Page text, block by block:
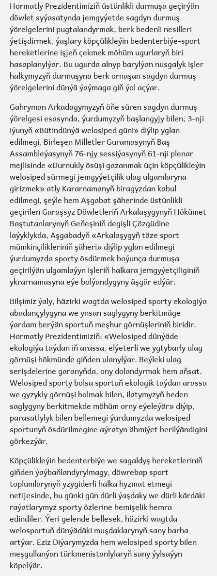
Hormatly Prezidentimiziň üstünlikli durmuşa geçirýän
döwlet syýasatynda jemgyýetde sagdyn durmuş
ýörelgelerini pugtalandyrmak, berk bedenli nesilleri
ýetişdirmek, ýaşlary köpçülikleýin bedenterbiýe-sport
hereketlerine işjeň çekmek möhüm ugurlaryň biri
hasaplanylýar. Bu ugurda alnyp barylýan nusgalyk işler
halkymyzyň durmuşyna berk ornaşan sagdyn durmuş
ýörelgelerini dünýä ýaýmaga giň ýol açýar.
Gahryman Arkadagymyzyň öňe süren sagdyn durmuş
ýörelgesi esasynda, ýurdumyzyň başlangyjy bilen, 3-nji
iýunyň «Bütindünýä welosiped güni» diýlip yglan
edilmegi, Birleşen Milletler Guramasynyň Baş
Assambleýasynyň 76-njy sessiýasynyň 61-nji plenar
mejlisinde «Durnukly ösüşi gazanmak üçin köpçülikleýin
welosiped sürmegi jemgyýetçilik ulag ulgamlaryna
girizmek» atly Kararnamanyň biragyzdan kabul
edilmegi, şeýle hem Aşgabat şäherinde üstünlikli
geçirilen Garaşsyz Döwletleriň Arkalaşygynyň Hökümet
Baştutanlarynyň Geňeşiniň degişli Çözgüdine
laýyklykda, Aşgabadyň «Arkalaşygyň täze sport
mümkinçilikleriniň şäheri» diýlip yglan edilmegi
ýurdumyzda sporty ösdürmek boýunça durmuşa
geçirilýän ulgamlaýyn işleriň halkara jemgyýetçiliginiň
ykrarnamasyna eýe bolýandygyny äşgär edýär.
Bilşimiz ýaly, häzirki wagtda welosiped sporty ekologiýa
abadançylygyna we ynsan saglygyny berkitmäge
ýardam berýän sportuň meşhur görnüşleriniň biridir.
Hormatly Prezidentimiziň: «Welosiped dünýäde
ekologiýa taýdan iň arassa, elýeterli we ygtybarly ulag
görnüşi hökmünde giňden ulanylýar. Beýleki ulag
serişdelerine garanyňda, ony dolandyrmak hem aňsat.
Welosiped sporty bolsa sportuň ekologik taýdan arassa
we gyzykly görnüşi bolmak bilen, ilatymyzyň beden
saglygyny berkitmekde möhüm orny eýeleýär» diýip,
parasatlylyk bilen bellemegi ýurdumyzda welosiped
sportunyň ösdürilmegine aýratyn ähmiýet berilýändigini
görkezýär.
Köpçülikleýin bedenterbiýe we sagaldyş hereketleriniň
giňden ýaýbaňlandyrylmagy, döwrebap sport
toplumlarynyň yzygiderli halka hyzmat etmegi
netijesinde, bu günki gün dürli ýaşdaky we dürli kärdäki
raýatlarymyz sporty özlerine hemişelik hemra
edindiler. Ýeri gelende bellesek, häzirki wagtda
welosportuň dünýädäki muşdaklarynyň sany barha
artýar. Eziz Diýarymyzda hem welosiped sporty bilen
meşgullanýan türkmenistanlylaryň sany ýylsaýyn
köpelýär.